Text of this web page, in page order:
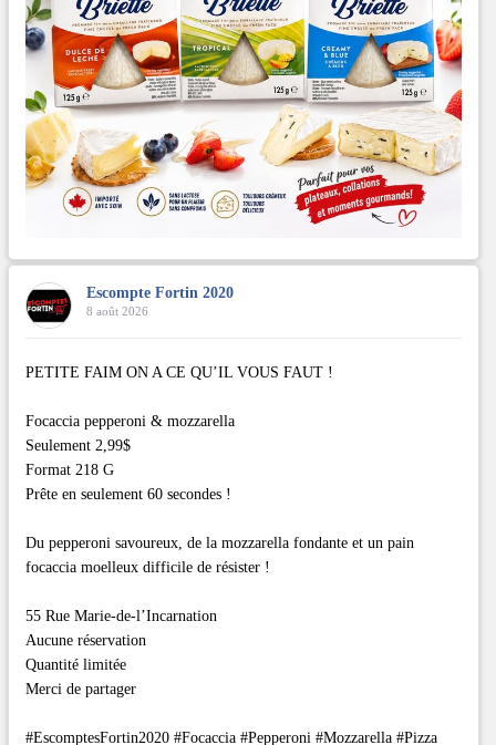
Escompte Fortin 2020
8 août 2026
PETITE FAIM ON A CE QU’IL VOUS FAUT !
Focaccia pepperoni & mozzarella
Seulement 2,99$
Format 218 G
Prête en seulement 60 secondes !
Du pepperoni savoureux, de la mozzarella fondante et un pain
focaccia moelleux difficile de résister !
55 Rue Marie-de-l’Incarnation
Aucune réservation
Quantité limitée
Merci de partager
#EscomptesFortin2020 #Focaccia #Pepperoni #Mozzarella #Pizza